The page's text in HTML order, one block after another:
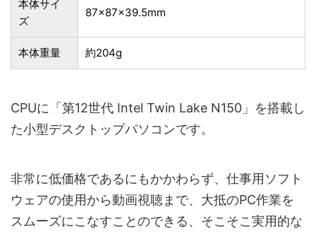
本体サイ
ズ
87×87×39.5mm
本体重量 約204g
CPUに「第12世代 Intel Twin Lake N150」を搭載し
た小型デスクトップパソコンです。
非常に低価格であるにもかかわらず、仕事用ソフト
ウェアの使用から動画視聴まで、大抵のPC作業を
スムーズにこなすことのできる、そこそこ実用的な